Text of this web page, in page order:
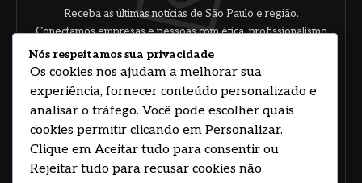
Receba as últimas notícias de São Paulo e região.
Conectamos empresas e pessoas com ética, profissionalismo
e responsabilidade.
Concorde com nossos termos e acordo de
Nós respeitamos sua privacidade
Os cookies nos ajudam a melhorar sua
experiência, fornecer conteúdo personalizado e
analisar o tráfego. Você pode escolher quais
cookies permitir clicando em Personalizar.
Clique em Aceitar tudo para consentir ou
Rejeitar tudo para recusar cookies não